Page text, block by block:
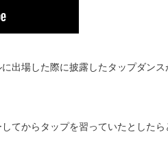
出場した際に披露したタップダンス
てからタップを習っていたとしたら